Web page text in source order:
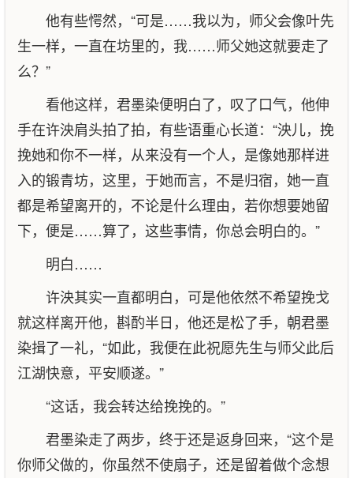
他有些愕然，“可是……我以为，师父会像叶先
生一样，一直在坊里的，我……师父她这就要走了
么？”
看他这样，君墨染便明白了，叹了口气，他伸
手在许泱肩头拍了拍，有些语重心长道：“泱儿，挽
挽她和你不一样，从来没有一个人，是像她那样进
入的锻青坊，这里，于她而言，不是归宿，她一直
都是希望离开的，不论是什么理由，若你想要她留
下，便是……算了，这些事情，你总会明白的。”
明白……
许泱其实一直都明白，可是他依然不希望挽戈
就这样离开他，斟酌半日，他还是松了手，朝君墨
染揖了一礼，“如此，我便在此祝愿先生与师父此后
江湖快意，平安顺遂。”
“这话，我会转达给挽挽的。”
君墨染走了两步，终于还是返身回来，“这个是
你师父做的，你虽然不使扇子，还是留着做个念想